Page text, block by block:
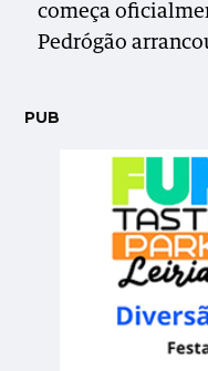
começa
Pedrógão
PUB